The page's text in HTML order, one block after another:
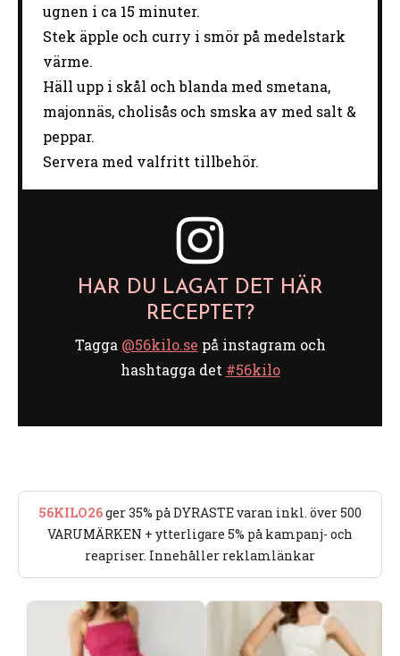
ugnen i ca 15 minuter.
Stek äpple och curry i smör på medelstark
värme.
Häll upp i skål och blanda med smetana,
majonnäs, cholisås och smska av med salt &
peppar.
Servera med valfritt tillbehör.
HAR DU LAGAT DET HÄR
RECEPTET?
Tagga @56kilo.se på instagram och
hashtagga det #56kilo
56KILO26ger 35% på DYRASTE varan inkl. över 500
VARUMÄRKEN + ytterligare 5% på kampanj- och
reapriser. Innehåller reklamlänkar